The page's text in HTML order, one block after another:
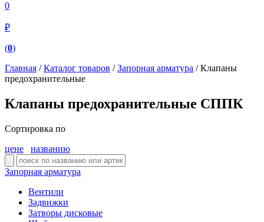
0
₽
(0)
Главная /Каталог товаров /Запорная арматура / Клапаны
предохранительные
Клапаны предохранительные СППК
Сортировка по
цене
названию
Запорная арматура
Вентили
Задвижки
Затворы дисковые